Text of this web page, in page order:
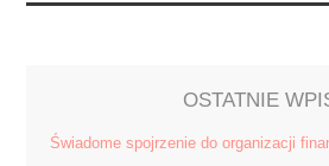
żywotność
OSTATNIE
Świadome spojrzenie do organizacji